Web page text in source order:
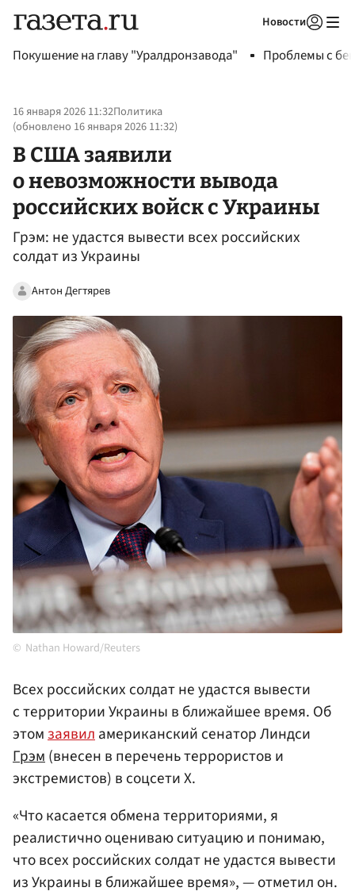
Новости
Покушение на главу "Уралдронзавода" Проблемы с
16 января 2026 11:32Политика
(обновлено 16 января 2026 11:32)
В США заявили
о невозможности вывода
российских войск с Украины
Грэм: не удастся вывести всех российских
солдат из Украины
Антон Дегтярев
Nathan Howard/Reuters
Всех российских солдат не удастся вывести
с территории Украины в ближайшее время. Об
этомзаявиламериканский сенатор Линдси
Грэм(внесен в перечень террористов и
экстремистов) в соцсети X.
«Что касается обмена территориями, я
реалистично оцениваю ситуацию и понимаю,
что всех российских солдат не удастся вывести
из Украины в ближайшее время», — отметил он.